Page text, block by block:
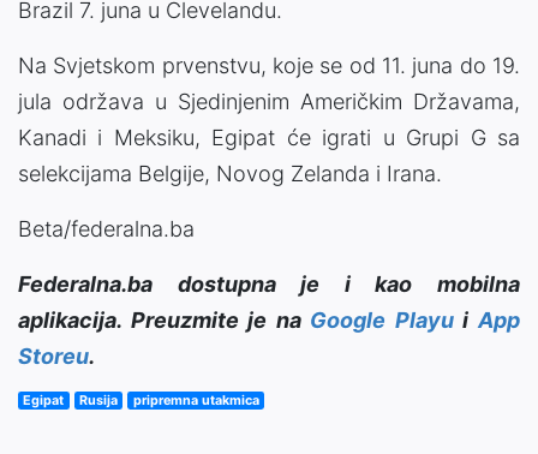
Brazil 7. juna u Clevelandu.
Na Svjetskom prvenstvu, koje se od 11. juna do 19.
jula održava u Sjedinjenim Američkim Državama,
Kanadi i Meksiku, Egipat će igrati u Grupi G sa
selekcijama Belgije, Novog Zelanda i Irana.
Beta/federalna.ba
Federalna.ba dostupna je i kao mobilna
aplikacija. Preuzmite je na Google PlayuiApp
Storeu.
Egipat Rusija pripremna utakmica